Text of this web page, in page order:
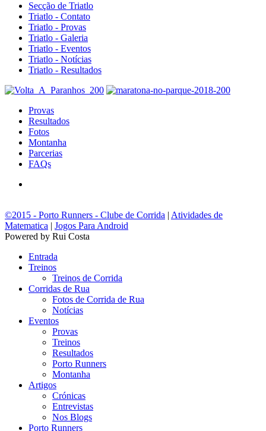
Secção de Triatlo
Triatlo - Contato
Triatlo - Provas
Triatlo - Galeria
Triatlo - Eventos
Triatlo - Notícias
Triatlo - Resultados
Provas
Resultados
Fotos
Montanha
Parcerias
FAQs
©2015 - Porto Runners - Clube de Corrida | Atividades de
Matematica | Jogos Para Android
Powered by Rui Costa
Entrada
Treinos
Treinos de Corrida
Corridas de Rua
Fotos de Corrida de Rua
Notícias
Eventos
Provas
Treinos
Resultados
Porto Runners
Montanha
Artigos
Crónicas
Entrevistas
Nos Blogs
Porto Runners